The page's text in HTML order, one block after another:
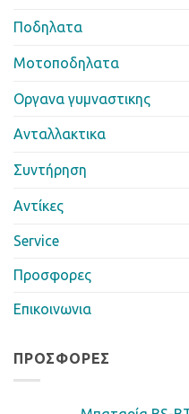
Ποδηλατα
Μοτοποδηλατα
Οργανα γυμναστικης
Ανταλλακτικα
Συντήρηση
Αντίκες
Service
Προσφορες
Επικοινωνια
ΠΡΟΣΦΟΡΈΣ